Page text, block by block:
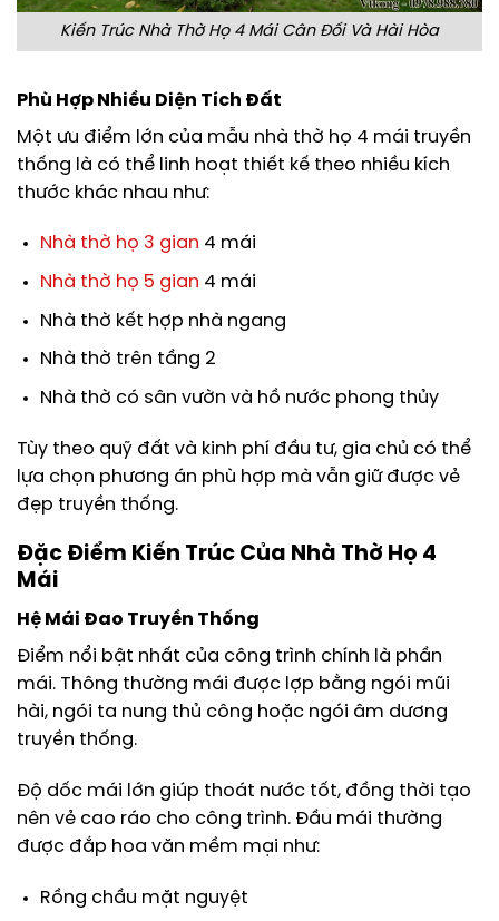
Kiến Trúc Nhà Thờ Họ 4 Mái Cân Đối Và Hài Hòa
Phù Hợp Nhiều Diện Tích Đất
Một ưu điểm lớn của mẫu nhà thờ họ 4 mái truyền
thống là có thể linh hoạt thiết kế theo nhiều kích
thước khác nhau như:
Nhà thờ họ 3 gian 4 mái
Nhà thờ họ 5 gian 4 mái
Nhà thờ kết hợp nhà ngang
Nhà thờ trên tầng 2
Nhà thờ có sân vườn và hồ nước phong thủy
Tùy theo quỹ đất và kinh phí đầu tư, gia chủ có thể
lựa chọn phương án phù hợp mà vẫn giữ được vẻ
đẹp truyền thống.
Đặc Điểm Kiến Trúc Của Nhà Thờ Họ 4
Mái
Hệ Mái Đao Truyền Thống
Điểm nổi bật nhất của công trình chính là phần
mái. Thông thường mái được lợp bằng ngói mũi
hài, ngói ta nung thủ công hoặc ngói âm dương
truyền thống.
Độ dốc mái lớn giúp thoát nước tốt, đồng thời tạo
nên vẻ cao ráo cho công trình. Đầu mái thường
được đắp hoa văn mềm mại như:
Rồng chầu mặt nguyệt